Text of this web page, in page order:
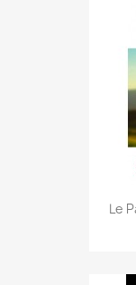
Le